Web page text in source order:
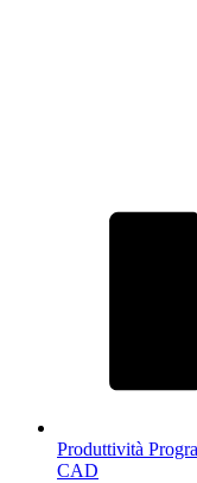
Produttività
CAD